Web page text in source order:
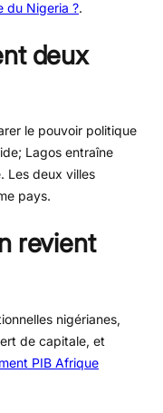
du Nigeria ?.
deux
le pouvoir politique
Lagos entraîne
Les deux villes
pays.
revient
nigérianes,
de capitale, et
PIB Afrique